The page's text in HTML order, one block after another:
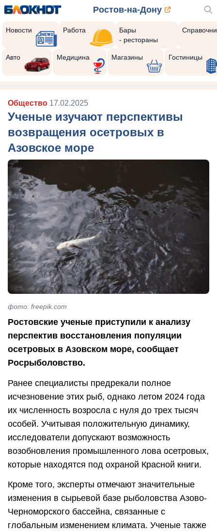
Ростов-на-Дону
Новости Работа
Бары
- рестораны
Авто Медицина Магазины Гостиницы
Общество 17.02.2025
Ученые изучают перспективы
возвращения осетровых в
Азовское море
фото: freepik.com
Ростовские ученые приступили к анализу
перспектив восстановления популяции
осетровых в Азовском море, сообщает
Росрыболовство.
Ранее специалисты предрекали полное
исчезновение этих рыб, однако летом 2024 года
их численность возросла с нуля до трех тысяч
особей. Учитывая положительную динамику,
исследователи допускают возможность
возобновления промышленного лова осетровых,
которые находятся под охраной Красной книги.
Кроме того, эксперты отмечают значительные
изменения в сырьевой базе рыболовства Азово-
Черноморского бассейна, связанные с
глобальным изменением климата. Ученые также